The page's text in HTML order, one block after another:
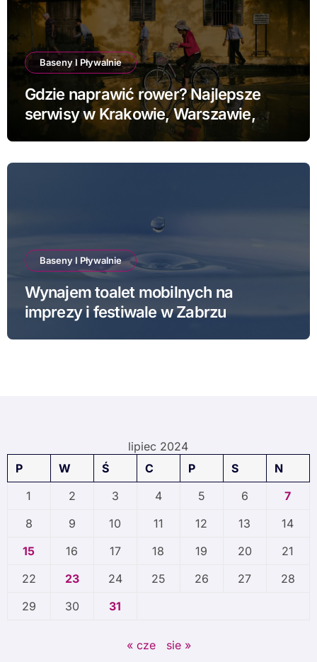
Baseny I Pływalnie
Gdzie naprawić rower? Najlepsze
serwisy w Krakowie, Warszawie,
Poznaniu i Łodzi
Baseny I Pływalnie
Wynajem toalet mobilnych na
imprezy i festiwale w Zabrzu
lipiec 2024
P
W Ś C P S
N
1
2 3 4 5 6
7
8
9 10 11 12 13
14
15
16 17 18 19 20
21
22
23 24 25 26 27
28
29
30 31
« cze sie »